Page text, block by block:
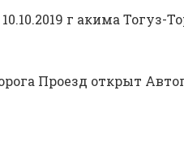
г акима Тогуз-
Проезд открыт